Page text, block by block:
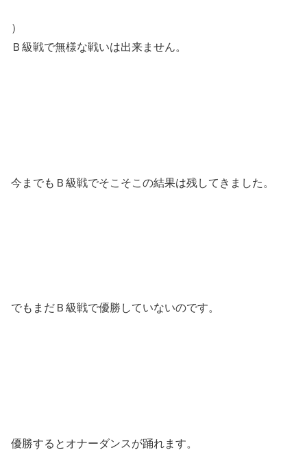
）
Ｂ級戦で無様な戦いは出来ません。
今までもＢ級戦でそこそこの結果は残してきました。
でもまだＢ級戦で優勝していないのです。
優勝するとオナーダンスが踊れます。